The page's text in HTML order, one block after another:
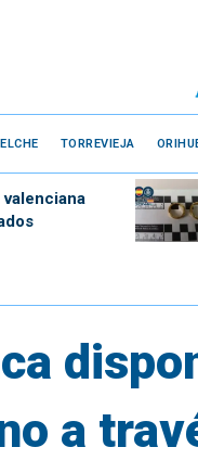
ELCHE TORREVIEJA
a